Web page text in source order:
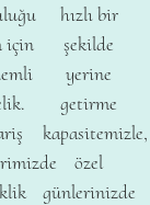
için
hızlı bir
şekilde
yerine
getirme
kapasitemizle,
özel
günlerinizde